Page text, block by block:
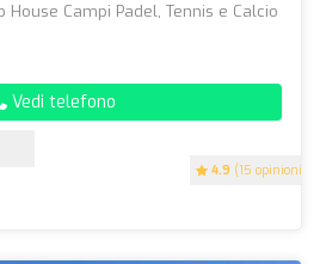
4.9 (15 opinioni)
House Campi Padel, Tennis e Calcio
Vedi telefono